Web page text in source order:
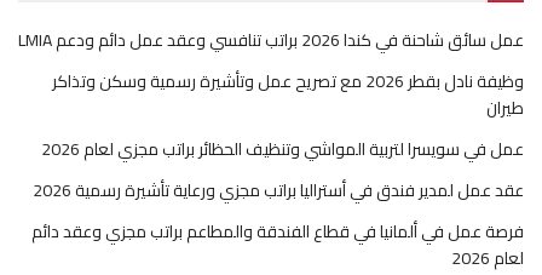
عمل سائق شاحنة في كندا 2026 براتب تنافسي وعقد عمل دائم ودعم LMIA
وظيفة نادل بقطر 2026 مع تصريح عمل وتأشيرة رسمية وسكن وتذاكر
طيران
عمل في سويسرا لتربية المواشي وتنظيف الحظائر براتب مجزي لعام 2026
عقد عمل لمدير فندق في أستراليا براتب مجزي ورعاية تأشيرة رسمية 2026
فرصة عمل في ألمانيا في قطاع الفندقة والمطاعم براتب مجزي وعقد دائم
لعام 2026